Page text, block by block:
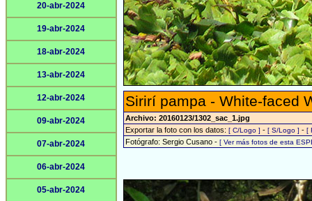
20-abr-2024
19-abr-2024
18-abr-2024
13-abr-2024
12-abr-2024
09-abr-2024
07-abr-2024
06-abr-2024
05-abr-2024
Sirirí pampa - White-faced
Archivo: 20160123/1302_sac_1.jpg
Exportar la foto con los datos: [ C/Logo ] - [ S/Logo ] - [
Fotógrafo: Sergio Cusano - [ Ver más fotos de esta